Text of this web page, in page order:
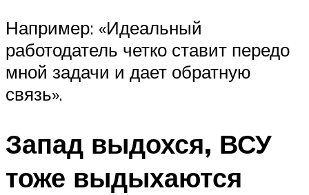
Например: «Идеальный
работодатель четко ставит передо
мной задачи и дает обратную
связь».
Запад выдохся, ВСУ
тоже выдыхаются